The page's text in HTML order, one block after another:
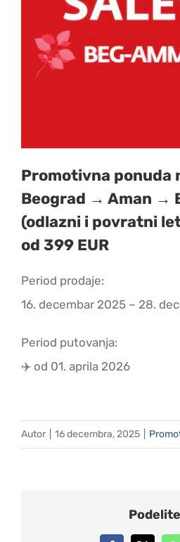
Kontakt
Promotivna ponuda
Beograd → Aman →
(odlazni i povratni
od 399 EUR
Period prodaje:
16. decembar 2025 – 28.
Period putovanja:
✈️ od 01. aprila 2026
Autor 16 decembra, 2025